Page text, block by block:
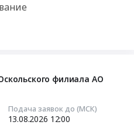
филиала АО
Подача заявок до (МСК)
13.08.2026 12:00